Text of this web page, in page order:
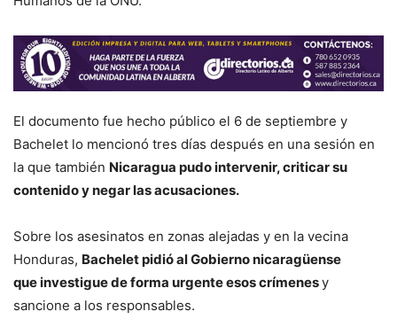
El documento fue hecho público el 6 de septiembre y
Bachelet lo mencionó tres días después en una sesión en
la que también Nicaragua pudo intervenir, criticar su
contenido y negar las acusaciones.
Sobre los asesinatos en zonas alejadas y en la vecina
Honduras, Bachelet pidió al Gobierno nicaragüense
que investigue de forma urgente esos crímenesy
sancione a los responsables.